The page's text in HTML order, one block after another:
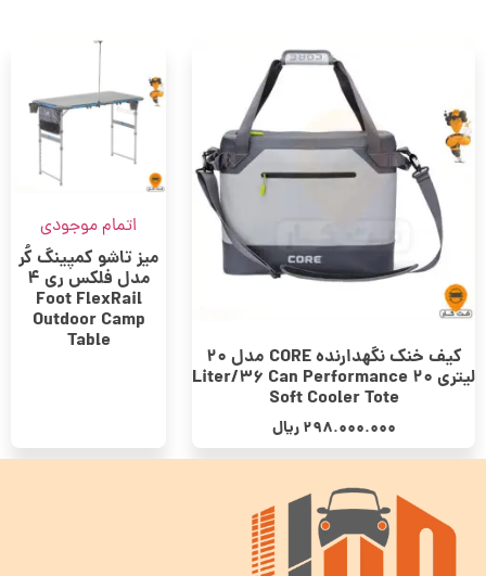
کیف خنک نگهدارنده CORE مدل 20
لیتری 20 Liter/36 Can Performance
Soft Cooler Tote
298.000.000 ریال
اتمام موجودی
میز تاشو کمپینگ کُر
مدل فلکس ری 4
Foot FlexRail
Outdoor Camp
Table